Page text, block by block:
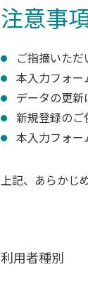
注意事
ご指摘いた
本入力フォー
データの更新
新規登録のご
本入力フォー
上記、あらかじ
利用者種別